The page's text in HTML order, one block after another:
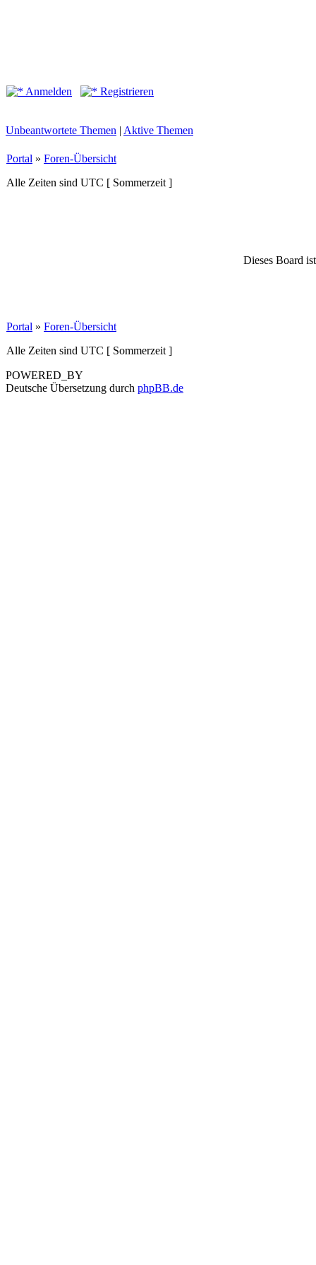
Anmelden Registrieren
Unbeantwortete Themen | Aktive Themen
Portal » Foren-Übersicht
Alle Zeiten sind UTC [ Sommerzeit ]
Dieses Board
Portal » Foren-Übersicht
Alle Zeiten sind UTC [ Sommerzeit ]
POWERED_BY
Deutsche Übersetzung durch phpBB.de